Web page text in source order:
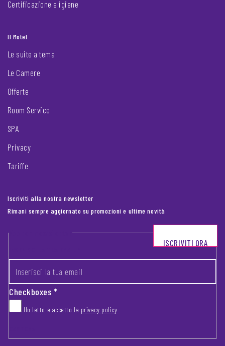
Certificazione e igiene
Il Motel
Le suite a tema
Le Camere
Offerte
Room Service
SPA
Privacy
Tariffe
Iscriviti alla nostra newsletter
Rimani sempre aggiornato su promozioni e ultime novità
Footer newsletter
Checkboxes*
Ho letto e accetto la privacy policy
ISCRIVITI ORA